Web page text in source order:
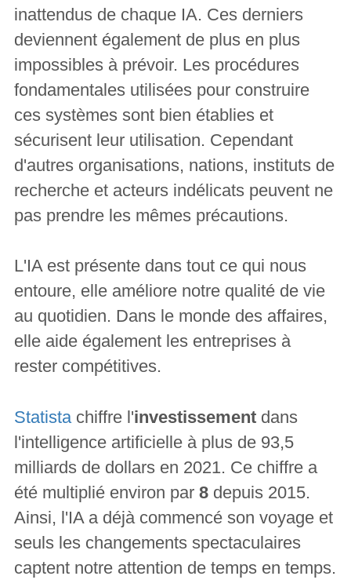
inattendus de chaque IA. Ces derniers
deviennent également de plus en plus
impossibles à prévoir. Les procédures
fondamentales utilisées pour construire
ces systèmes sont bien établies et
sécurisent leur utilisation. Cependant
d'autres organisations, nations, instituts de
recherche et acteurs indélicats peuvent ne
pas prendre les mêmes précautions.
L'IA est présente dans tout ce qui nous
entoure, elle améliore notre qualité de vie
au quotidien. Dans le monde des affaires,
elle aide également les entreprises à
rester compétitives.
Statistachiffre l'investissementdans
l'intelligence artificielle à plus de 93,5
milliards de dollars en 2021. Ce chiffre a
été multiplié environ par 8depuis 2015.
Ainsi, l'IA a déjà commencé son voyage et
seuls les changements spectaculaires
captent notre attention de temps en temps.